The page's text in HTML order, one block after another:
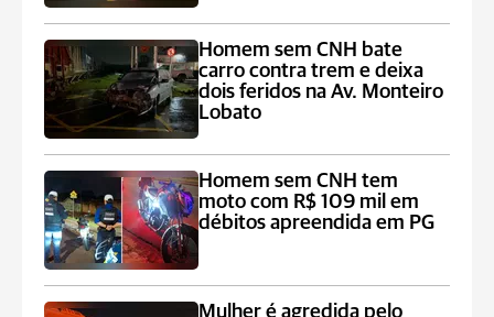
Homem sem CNH bate
carro contra trem e deixa
dois feridos na Av. Monteiro
Lobato
Homem sem CNH tem
moto com R$ 109 mil em
débitos apreendida em PG
Mulher é agredida pelo